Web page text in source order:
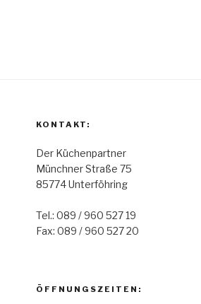
KONTAKT:
Der Küchenpartner
Münchner Straße 75
85774 Unterföhring
Tel.: 089 / 960 527 19
Fax: 089 / 960 527 20
ÖFFNUNGSZEITEN: